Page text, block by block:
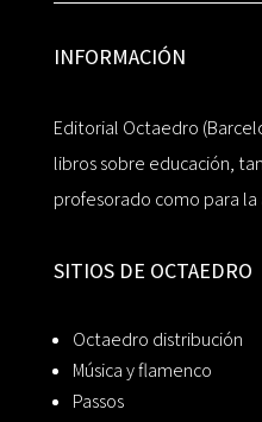
INFORMACIÓN
Editorial Octaedro
libros sobre educación,
profesorado como para
SITIOS DE OCTAEDRO
Octaedro distribución
Música y flamenco
Passos